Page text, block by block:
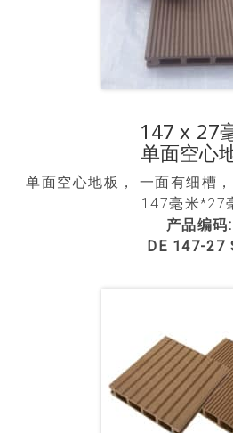
147 x 27
单面空心
单面空心地板， 一面有细槽
147毫米*27
产品编码:
DE 147-27